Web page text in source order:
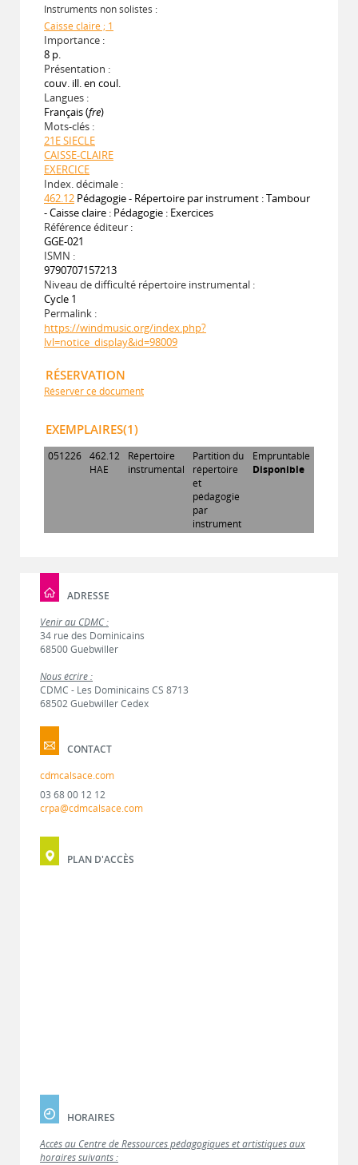
Instruments non solistes :
Caisse claire ; 1
Importance :
8 p.
Présentation :
couv. ill. en coul.
Langues :
Français (fre)
Mots-clés :
21E SIECLE
CAISSE-CLAIRE
EXERCICE
Index. décimale :
462.12 Pédagogie - Répertoire par instrument : Tambour
- Caisse claire : Pédagogie : Exercices
Référence éditeur :
GGE-021
ISMN :
9790707157213
Niveau de difficulté répertoire instrumental :
Cycle 1
Permalink :
https://windmusic.org/index.php?
lvl=notice_display&id=98009
RÉSERVATION
Réserver ce document
EXEMPLAIRES(1)
051226 462.12
HAE
Répertoire
instrumental
Partition du
répertoire
et
pédagogie
par
instrument
Empruntable
Disponible
ADRESSE
Venir au CDMC :
34 rue des Dominicains
68500 Guebwiller
Nous écrire :
CDMC - Les Dominicains CS 8713
68502 Guebwiller Cedex
CONTACT
cdmcalsace.com
03 68 00 12 12
crpa@cdmcalsace.com
PLAN D'ACCÈS
HORAIRES
Accès au Centre de Ressources pédagogiques et artistiques aux
horaires suivants :